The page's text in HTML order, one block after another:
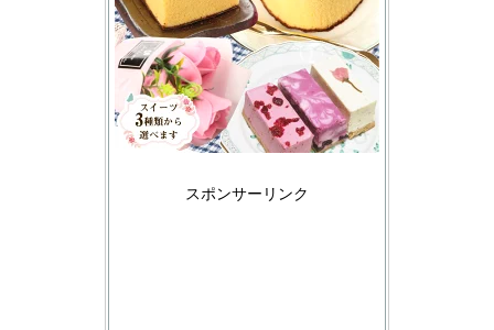
スポンサーリンク